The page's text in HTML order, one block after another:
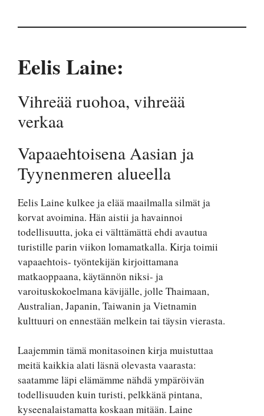
Eelis Laine:
Vihreää ruohoa, vihreää
verkaa
Vapaaehtoisena Aasian ja
Tyynenmeren alueella
Eelis Laine kulkee ja elää maailmalla silmät ja
korvat avoimina. Hän aistii ja havainnoi
todellisuutta, joka ei välttämättä ehdi avautua
turistille parin viikon lomamatkalla. Kirja toimii
vapaaehtois- työntekijän kirjoittamana
matkaoppaana, käytännön niksi- ja
varoituskokoelmana kävijälle, jolle Thaimaan,
Australian, Japanin, Taiwanin ja Vietnamin
kulttuuri on ennestään melkein tai täysin vierasta.
Laajemmin tämä monitasoinen kirja muistuttaa
meitä kaikkia alati läsnä olevasta vaarasta:
saatamme läpi elämämme nähdä ympäröivän
todellisuuden kuin turisti, pelkkänä pintana,
kyseenalaistamatta koskaan mitään. Laine